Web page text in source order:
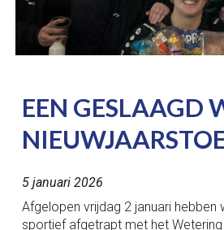
EEN GESLAAGD
5 januari 2026
Afgelopen vrijdag 2 januari hebben
sportief afgetrapt met het